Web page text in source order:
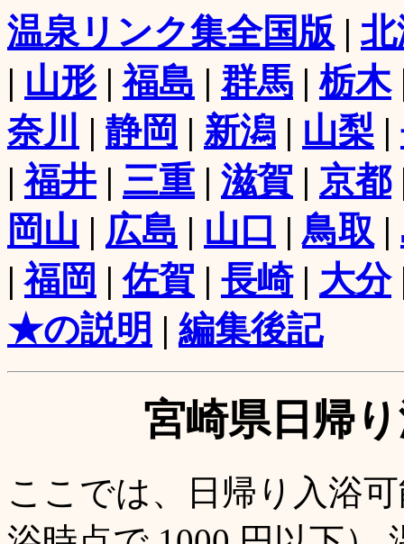
温泉リンク集全国版 |
| 山形|福島 | 群馬 |栃木
奈川
| 静岡 | 新潟 | 山梨 |
|福井 | 三重 | 滋賀 | 京都
岡山 | 広島 | 山口 | 鳥取 |
|福岡 |佐賀 | 長崎| 大分
★の説明 | 編集後記
宮崎県日帰
ここでは、日帰り入浴